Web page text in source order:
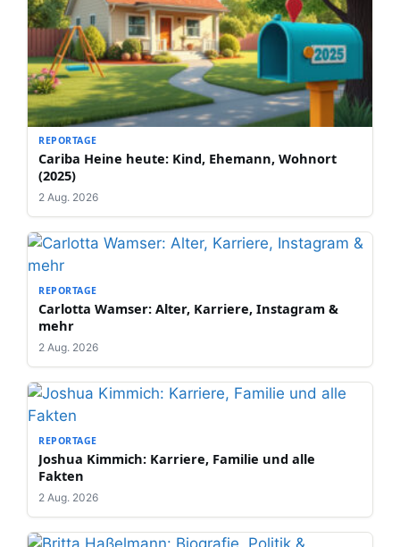
REPORTAGE
Cariba Heine heute: Kind, Ehemann, Wohnort
(2025)
2 Aug. 2026
REPORTAGE
Carlotta Wamser: Alter, Karriere, Instagram &
mehr
2 Aug. 2026
REPORTAGE
Joshua Kimmich: Karriere, Familie und alle
Fakten
2 Aug. 2026